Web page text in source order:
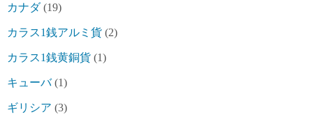
カナダ(19)
カラス1銭アルミ貨 (2)
カラス1銭黄銅貨 (1)
キューバ(1)
ギリシア (3)